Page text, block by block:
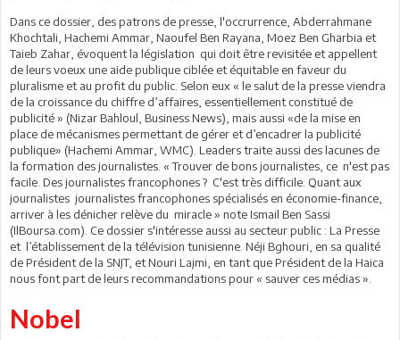
Dans ce dossier, des patrons de presse, l'occrurrence, Abderrahmane
Khochtali, Hachemi Ammar, Naoufel Ben Rayana, Moez Ben Gharbia et
Taieb Zahar, évoquent la législation qui doit être revisitée et appellent
de leurs voeux une aide publique ciblée et équitable en faveur du
pluralisme et au profit du public. Selon eux « le salut de la presse viendra
de la croissance du chiffre d’affaires, essentiellement constitué de
publicité » (Nizar Bahloul, Business News), mais aussi «de la mise en
place de mécanismes permettant de gérer et d’encadrer la publicité
publique» (Hachemi Ammar, WMC). Leaders traite aussi des lacunes de
la formation des journalistes. « Trouver de bons journalistes, ce n'est pas
facile. Des journalistes francophones ? C'est très difficile. Quant aux
journalistes journalistes francophones spécialisés en économie-finance,
arriver à les dénicher relève du miracle » note Ismail Ben Sassi
(IlBoursa.com). Ce dossier s'intéresse aussi au secteur public : La Presse
et l’établissement de la télévision tunisienne. Néji Bghouri, en sa qualité
de Président de la SNJT, et Nouri Lajmi, en tant que Président de la Haica
nous font part de leurs recommandations pour « sauver ces médias ».
Nobel